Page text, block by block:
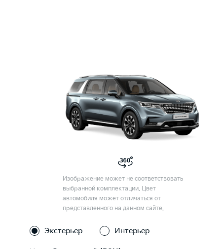
Изображение может не соответствовать
выбранной комплектации. Цвет
автомобиля может отличаться от
представленного на данном сайте.
Экстерьер Интерьер